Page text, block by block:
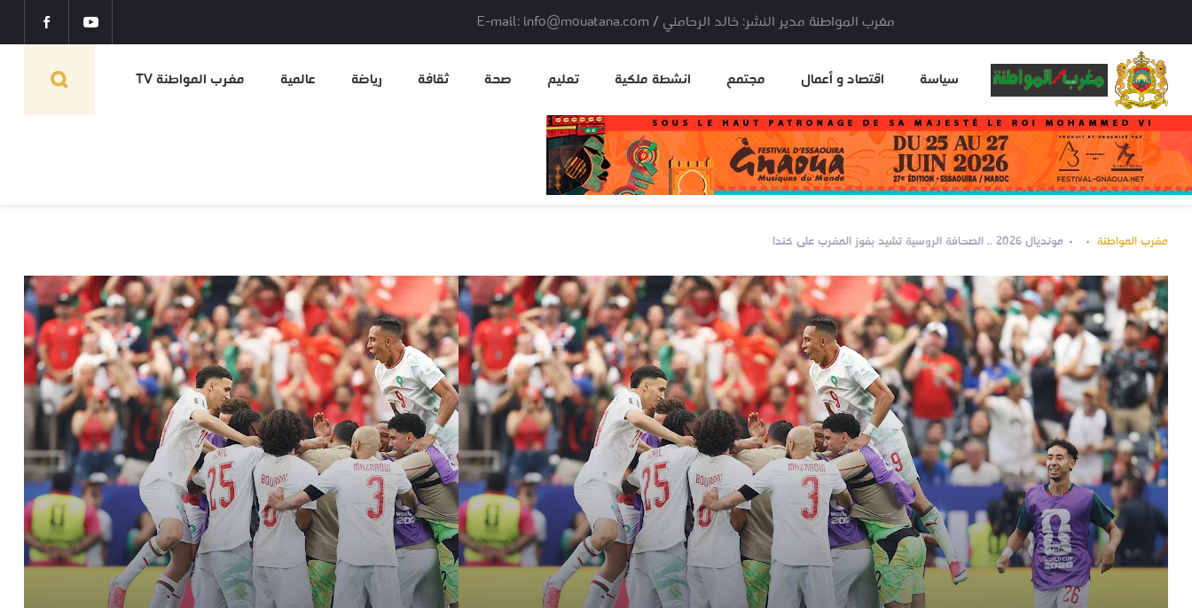
مغرب المواطنة مدير النشر: خالد الرحامني / E-mail: info@mouatana.com
سياسة اقتصاد و أعمال مجتمع انشطة ملكية تعليم صحة ثقافة رياضة عالمية مغرب المواطنة TV
مغرب المواطنة مونديال 2026 .. الصحافة الروسية تشيد بفوز المغرب على كندا